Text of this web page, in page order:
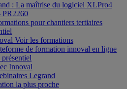
: La maîtrise du logiciel XLPro4
PR2260
pour chantiers tertiaires
Voir les formations
de formation innoval en ligne
Innoval
Legrand
la plus proche